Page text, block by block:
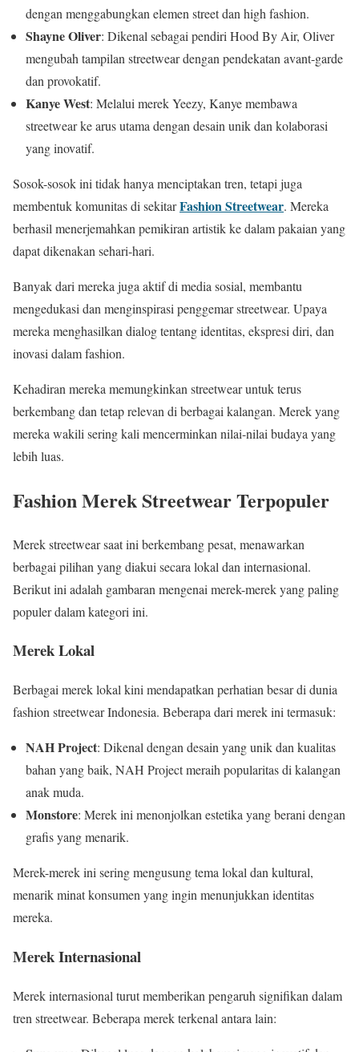
dengan menggabungkan elemen street dan high fashion.
Shayne Oliver: Dikenal sebagai pendiri Hood By Air, Oliver
mengubah tampilan streetwear dengan pendekatan avant-garde
dan provokatif.
Kanye West: Melalui merek Yeezy, Kanye membawa
streetwear ke arus utama dengan desain unik dan kolaborasi
yang inovatif.
Sosok-sosok ini tidak hanya menciptakan tren, tetapi juga
membentuk komunitas di sekitarFashion Streetwear. Mereka
berhasil menerjemahkan pemikiran artistik ke dalam pakaian yang
dapat dikenakan sehari-hari.
Banyak dari mereka juga aktif di media sosial, membantu
mengedukasi dan menginspirasi penggemar streetwear. Upaya
mereka menghasilkan dialog tentang identitas, ekspresi diri, dan
inovasi dalam fashion.
Kehadiran mereka memungkinkan streetwear untuk terus
berkembang dan tetap relevan di berbagai kalangan. Merek yang
mereka wakili sering kali mencerminkan nilai-nilai budaya yang
lebih luas.
Fashion Merek Streetwear Terpopuler
Merek streetwear saat ini berkembang pesat, menawarkan
berbagai pilihan yang diakui secara lokal dan internasional.
Berikut ini adalah gambaran mengenai merek-merek yang paling
populer dalam kategori ini.
Merek Lokal
Berbagai merek lokal kini mendapatkan perhatian besar di dunia
fashion streetwear Indonesia. Beberapa dari merek ini termasuk:
NAH Project: Dikenal dengan desain yang unik dan kualitas
bahan yang baik, NAH Project meraih popularitas di kalangan
anak muda.
Monstore: Merek ini menonjolkan estetika yang berani dengan
grafis yang menarik.
Merek-merek ini sering mengusung tema lokal dan kultural,
menarik minat konsumen yang ingin menunjukkan identitas
mereka.
Merek Internasional
Merek internasional turut memberikan pengaruh signifikan dalam
tren streetwear. Beberapa merek terkenal antara lain: